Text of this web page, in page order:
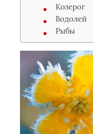
Козерог
Водолей
Рыбы